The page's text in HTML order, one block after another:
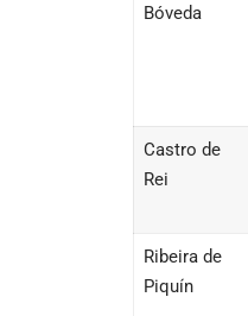
Bóveda
Castro de
Rei
Ribeira de
Piquín